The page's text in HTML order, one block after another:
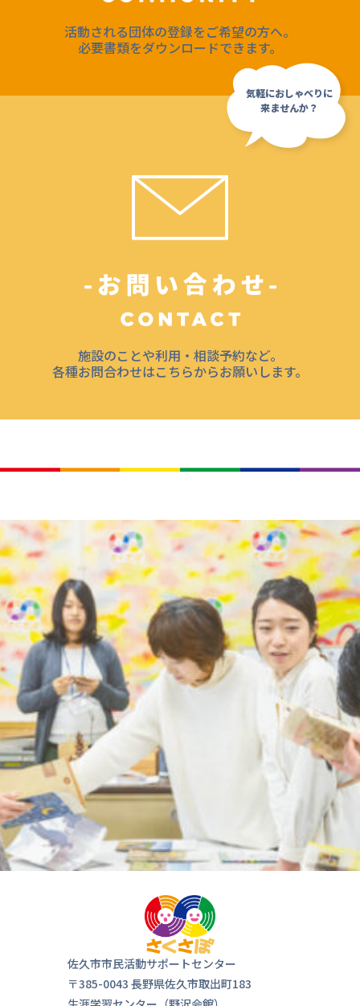
活動される団体の登録をご希望の方へ。
必要書類をダウンロードできます。
施設のことや利用・相談予約など。
各種お問合わせはこちらからお願いします。
佐久市市民活動サポートセンター
〒385-0043 長野県佐久市取出町183